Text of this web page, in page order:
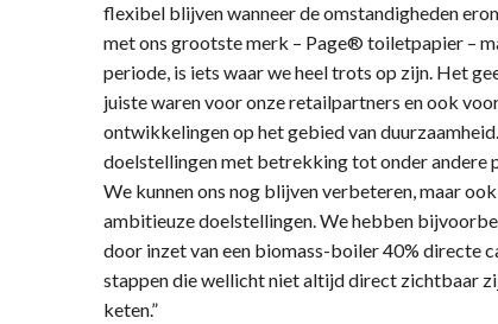
flexibel blijven wanneer de omstandigheden
met ons grootste merk – Page® toiletpapier –
periode, is iets waar we heel trots op zijn. Het
juiste waren voor onze retailpartners en ook
ontwikkelingen op het gebied van
doelstellingen met betrekking tot onder
We kunnen ons nog blijven verbeteren, maar
ambitieuze doelstellingen. We hebben
door inzet van een biomass-boiler 40% directe
stappen die wellicht niet altijd direct zichtbaar
keten.”